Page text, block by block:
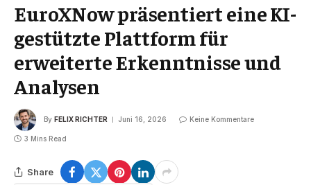
EuroXNow präsentiert eine KI-
gestützte Plattform für
erweiterte Erkenntnisse und
Analysen
By FELIX RICHTER Juni 16, 2026 Keine Kommentare
3 Mins Read
Share